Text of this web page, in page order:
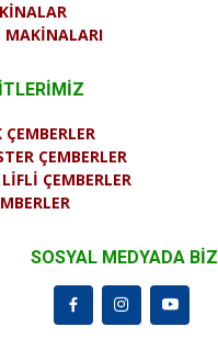
MAKİNALARI
ÇEMBERLER
ÇEMBERLER
SOSYAL MEDYADA BİZ